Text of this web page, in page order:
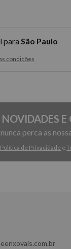
para São Paulo
condições
E
perca as
Política de Privacidade e